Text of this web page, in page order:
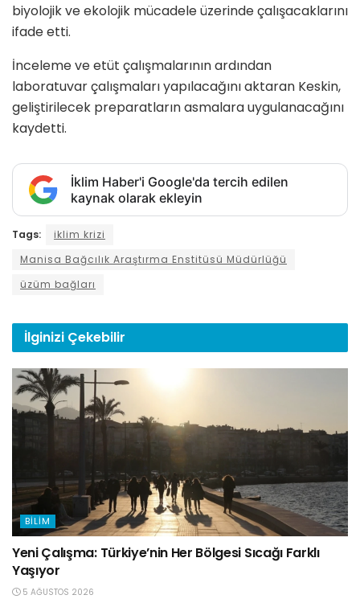
biyolojik ve ekolojik mücadele üzerinde çalışacaklarını
ifade etti.
İnceleme ve etüt çalışmalarının ardından
laboratuvar çalışmaları yapılacağını aktaran Keskin,
geliştirilecek preparatların asmalara uygulanacağını
kaydetti.
İklim Haber'i Google'da tercih edilen
kaynak olarak ekleyin
Tags:
iklim krizi
Manisa Bağcılık Araştırma Enstitüsü Müdürlüğü
üzüm bağları
İlginizi Çekebilir
BILIM
Yeni Çalışma: Türkiye’nin Her Bölgesi Sıcağı Farklı
Yaşıyor
5 AĞUSTOS 2026